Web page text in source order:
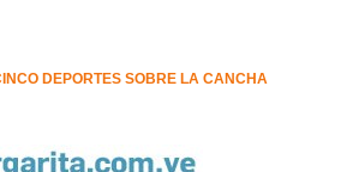
DEPORTES SOBRE LA CANCHA